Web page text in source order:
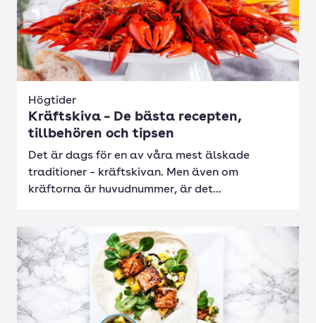
Högtider
Kräftskiva – De bästa recepten,
tillbehören och tipsen
Det är dags för en av våra mest älskade
traditioner – kräftskivan. Men även om
kräftorna är huvudnummer, är det...